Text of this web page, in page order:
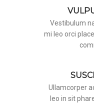
Vestibulum
mi leo orci
Ullamcorper
leo in sit